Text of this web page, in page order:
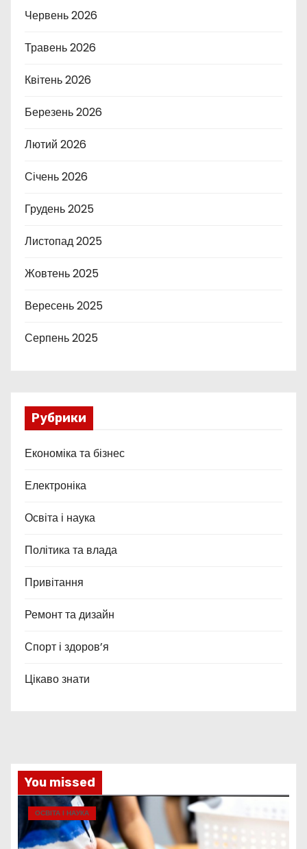
Червень 2026
Травень 2026
Квітень 2026
Березень 2026
Лютий 2026
Січень 2026
Грудень 2025
Листопад 2025
Жовтень 2025
Вересень 2025
Серпень 2025
Рубрики
Економіка та бізнес
Електроніка
Освіта і наука
Політика та влада
Привітання
Ремонт та дизайн
Спорт і здоров’я
Цікаво знати
You missed
ОСВІТА І НАУКА